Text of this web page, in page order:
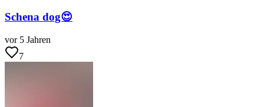
Schena dog😍
vor 5 Jahren
7